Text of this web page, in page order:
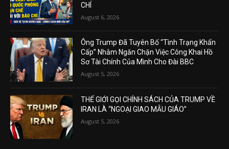
CHÍ
August 6, 2026
Ông Trump Đã Tuyên Bố “Tình Trạng Khẩn
Cấp” Nhằm Ngăn Chặn Việc Công Khai Hồ
Sơ Tài Chính Của Mình Cho Đài BBC
August 5, 2026
THẾ GIỚI GỌI CHÍNH SÁCH CỦA TRUMP VỀ
IRAN LÀ “NGOẠI GIAO MẪU GIÁO”
August 5, 2026